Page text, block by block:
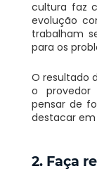
cultura faz
evolução
trabalham
para os
O resultado
o provedor
pensar de
destacar
2. Faça